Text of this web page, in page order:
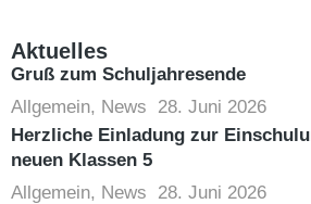
Aktuelles
Gruß zum Schuljahresende
Allgemein, News
28. Juni 2026
Herzliche Einladung zur
neuen Klassen 5
Allgemein, News
28. Juni 2026